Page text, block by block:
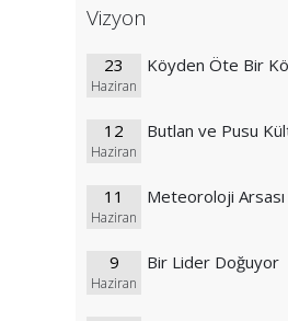
Vizyon
23
Haziran
Köyden Öte Bir
12
Haziran
Butlan ve Pusu
11
Haziran
Meteoroloji Arsası
9
Haziran
Bir Lider Doğuyor